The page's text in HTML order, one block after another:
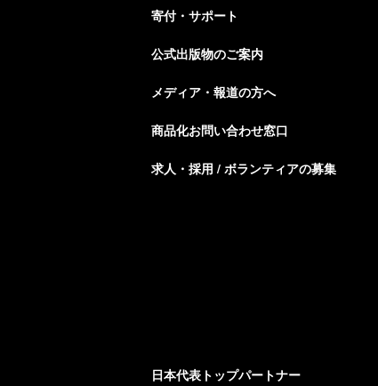
寄付・サポート
公式出版物のご案内
メディア・報道の方へ
商品化お問い合わせ窓口
求人・採用 / ボランティアの募集
日本代表トップパートナー